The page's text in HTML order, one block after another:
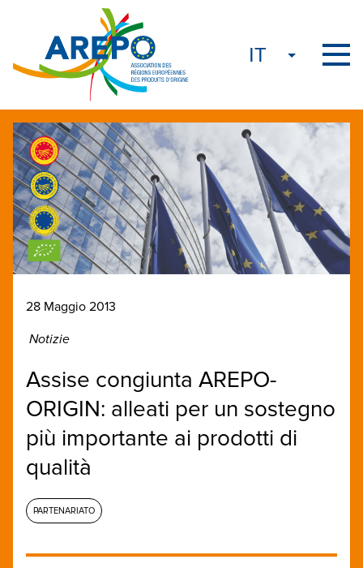
28 Maggio 2013
Notizie
Assise congiunta AREPO-
ORIGIN: alleati per un sostegno
più importante ai prodotti di
qualità
PARTENARIATO